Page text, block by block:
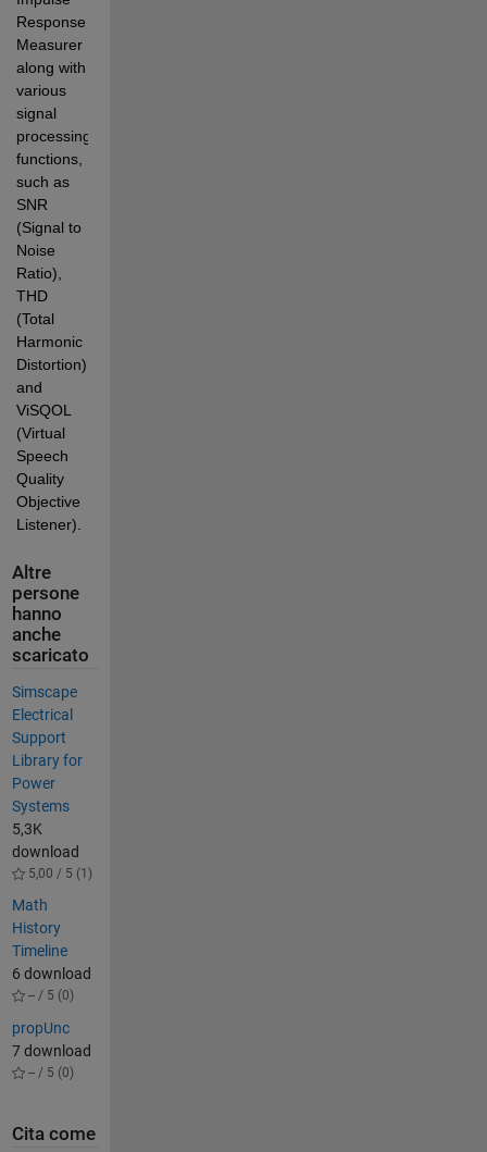
Response
Measurer
along with
various
signal
processing
functions,
such as
SNR
(Signal to
Noise
Ratio),
THD
(Total
Harmonic
Distortion),
and
ViSQOL
(Virtual
Speech
Quality
Objective
Listener).
Altre
persone
hanno
anche
scaricato
Simscape
Electrical
Support
Library for
Power
Systems
5,3K
download
5,00 / 5 (1)
Math
History
Timeline
6 download
-- / 5 (0)
propUnc
7 download
-- / 5 (0)
Cita come